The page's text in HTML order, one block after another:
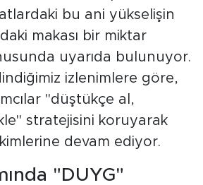
bu ani yükselişin
makası bir miktar
uyarıda bulunuyor.
izlenimlere göre,
"düştükçe al,
stratejisini koruyarak
devam ediyor.
"DUYG"